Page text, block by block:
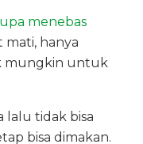
menebas
hanya
mungkin untuk
lalu tidak bisa
bisa dimakan.